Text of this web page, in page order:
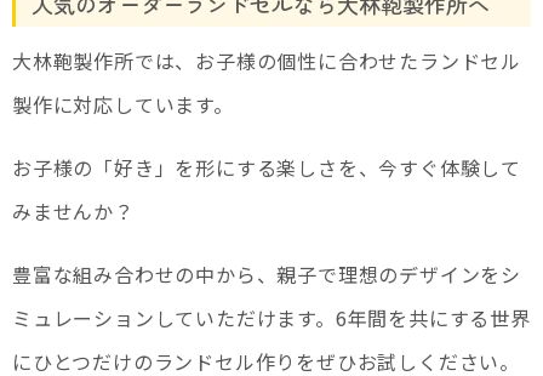
大林鞄製作所では、お子様の個性に合わせたランドセル
製作に対応しています。
お子様の「好き」を形にする楽しさを、今すぐ体験して
みませんか？
豊富な組み合わせの中から、親子で理想のデザインをシ
ミュレーションしていただけます。6年間を共にする世界
にひとつだけのランドセル作りをぜひお試しください。